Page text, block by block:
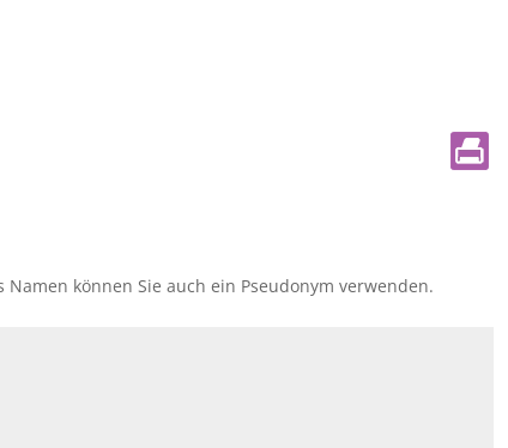
können Sie auch ein Pseudonym verwenden.